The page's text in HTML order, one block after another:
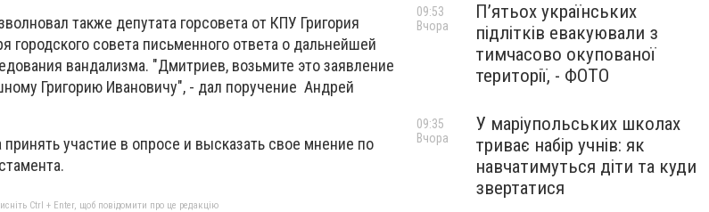
также депутата горсовета от КПУ Григория
городского совета письменного ответа о дальнейшей
вандализма. "Дмитриев, возьмите это заявление
Григорию Ивановичу", - дал поручение Андрей
участие в опросе и высказать свое мнение по
Ctrl + Enter, щоб повідомити про це редакцію
П’ятьох українських
підлітків евакуювали з
тимчасово окупованої
території, - ФОТО
09:53
Вчора
У маріупольських школах
триває набір учнів: як
навчатимуться діти та куди
звертатися
09:35
Вчора